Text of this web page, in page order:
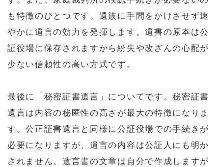
も特徴のひとつです。遺族に手間をかけさせず速
やかに遺言の効力を発揮します。遺書の原本は公
証役場に保存されますから紛失や改ざんの心配が
少ない信頼性の高い方式です。
最後に「秘密証書遺言」についてです。秘密証書
遺言は内容の秘匿性の高さが最大の特徴になりま
す。公正証書遺言と同様に公証役場での手続きが
必要になりますが、遺言の内容は公証人にも明か
されません。遺言書の文章は自分で作成しますが